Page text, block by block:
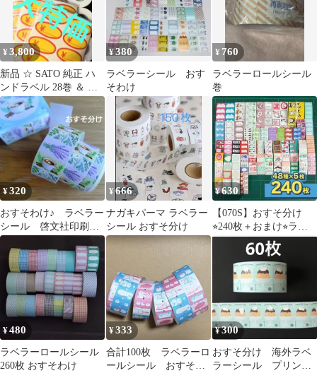
¥3,800
新品 ☆ SATO 純正 ハ
ンドラベル 28巻 ＆ バ
ナナシール 3袋 セット
¥380
ラベラーシール おす
そわけ
¥ 760
ラベラーロールシール
巻
¥320
おすそわけ♪ ラベラー
シール 啓文社印刷さ
ん 96枚
¥666
ナガキパーマ ラベラー
シール おすそ分け
¥630
【070S】おすそ分け
⭐︎240枚＋おまけ⭐︎ラベ
ラーロールシール
¥480
ラベラーロールシール
260枚 おすそわけ
¥333
合計100枚 ラベラーロ
ールシール おすそ分
¥300
おすそ分け 海外ラベ
ラーシール プリンダ